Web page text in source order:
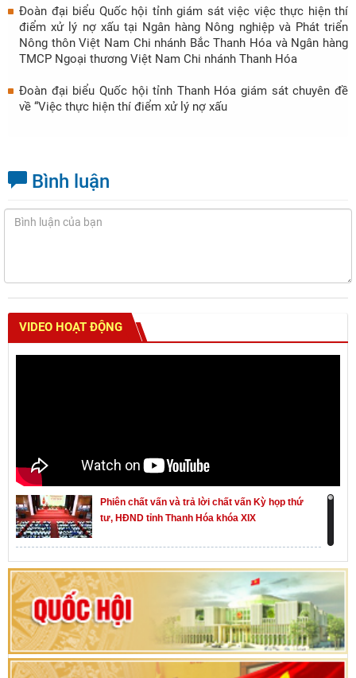
Đoàn đại biểu Quốc hội tỉnh giám sát việc việc thực hiện thí
điểm xử lý nợ xấu tại Ngân hàng Nông nghiệp và Phát triển
Nông thôn Việt Nam Chi nhánh Bắc Thanh Hóa và Ngân hàng
TMCP Ngoại thương Việt Nam Chi nhánh Thanh Hóa
Đoàn đại biểu Quốc hội tỉnh Thanh Hóa giám sát chuyên đề
về “Việc thực hiện thí điểm xử lý nợ xấu
Bình luận
VIDEO HOẠT ĐỘNG
Phiên chất vấn và trả lời chất vấn Kỳ họp thứ
tư, HĐND tỉnh Thanh Hóa khóa XIX
Khai mạc kỳ họp thứ Nhất, Quốc hội khóa XVI
Hướng dẫn quy trình bỏ phiếu bầu cử ĐBQH
khoá XVI và đại biểu HĐND các cấp nhiệm kỳ
2026-2031